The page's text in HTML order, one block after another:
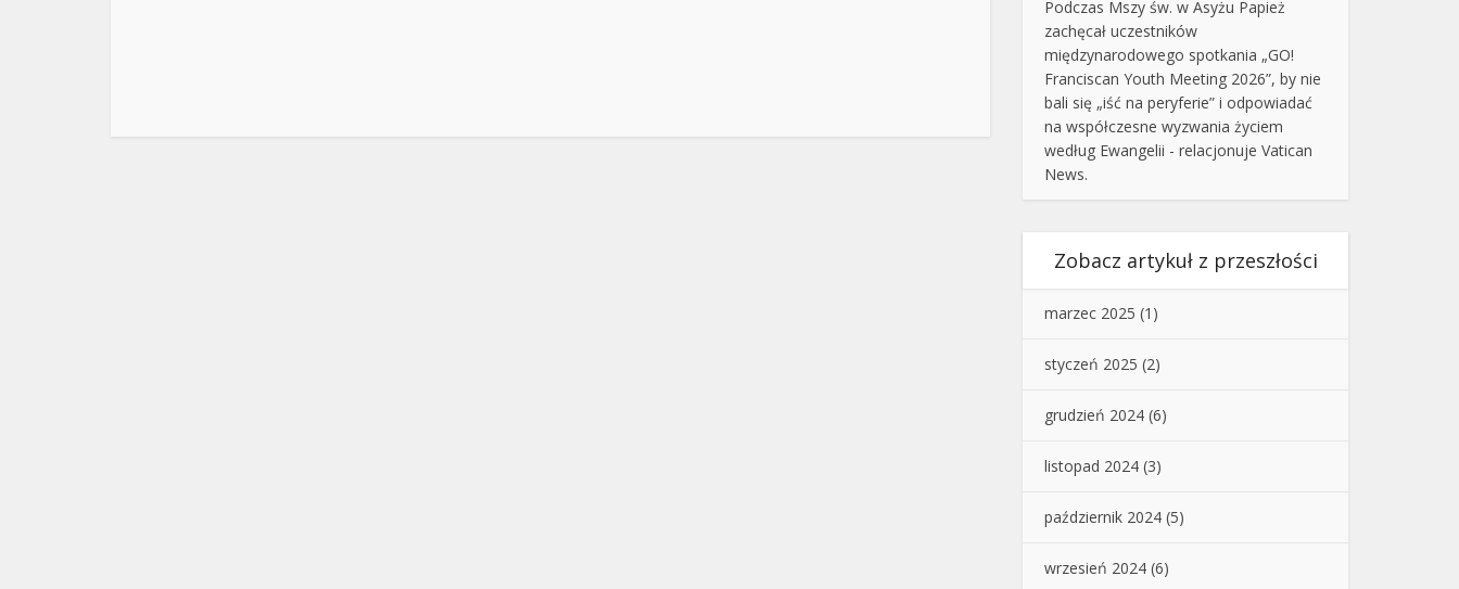
Podczas Mszy św. w Asyżu Papież
zachęcał uczestników
międzynarodowego spotkania „GO!
Franciscan Youth Meeting 2026”, by nie
bali się „iść na peryferie” i odpowiadać
na współczesne wyzwania życiem
według Ewangelii - relacjonuje Vatican
News.
Zobacz artykuł z przeszłości
marzec 2025 (1)
styczeń 2025 (2)
grudzień 2024 (6)
listopad 2024 (3)
październik 2024 (5)
wrzesień 2024 (6)